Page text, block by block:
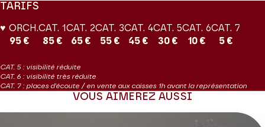
fait marquant d’une partition à tous égards exceptionnelle, par sa
de ses récitatifs, ses airs superbement expressifs et ses
morceaux de bravoure. Le livret de l’Orlando furioso
de l’Arioste a
trio à la fin du premier acte et la grande scène de la folie
d’Orlando qui clôt le second.
TARIFS
♥ ORCH.
95 €
CAT. 1
85 €
CAT. 2
65 €
CAT. 3
55 €
CAT. 4
45 €
CAT. 5
30 €
CAT. 6
10 €
CAT. 7
5 €
CAT. 5 : visibilité réduite
CAT. 6 : visibilité très réduite
CAT. 7 : places d'écoute / en vente aux caisses 1h avant la représentation
VOUS AIMEREZ AUSSI